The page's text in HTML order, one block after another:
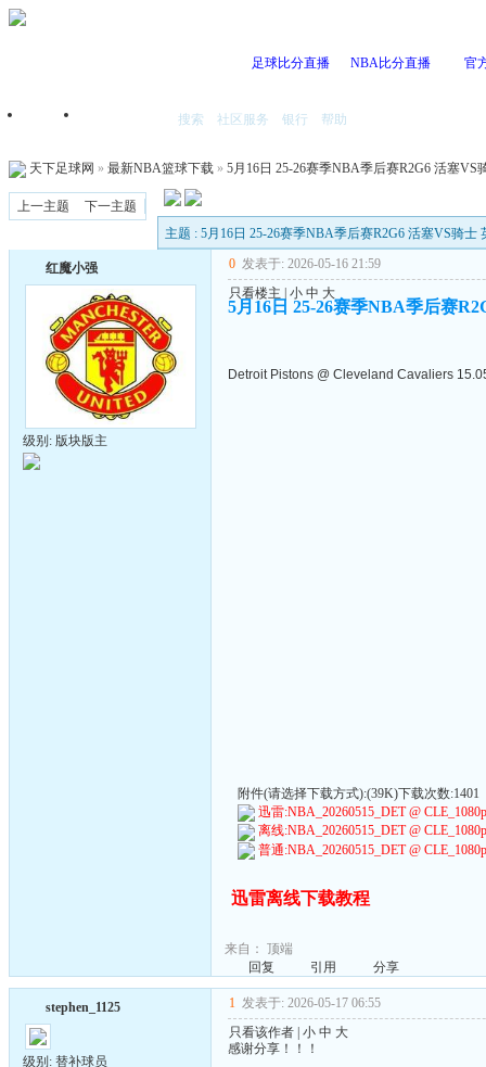
足球比分直播 NBA比分直播 官
首页 搜索 社区服务 银行 帮助
天下足球网 » 最新NBA篮球下载 » 5月16日 25-26赛季NBA季后赛R2G6 活塞VS
上一主题
下一主题
主题 : 5月16日 25-26赛季NBA季后赛R2G6 活塞VS骑士
红魔小强
级别: 版块版主
0 发表于: 2026-05-16 21:59
只看楼主
小 中 大
5月16日 25-26赛季NBA季后赛
Detroit Pistons @ Cleveland Cavaliers
附件(请选择下载方式):(39K)下载次数:1401
迅雷:NBA_20260515_DET @
离线:NBA_20260515_DET @
普通:NBA_20260515_DET @
迅雷离线下载教程
来自： 顶端
回复
引用 分享
stephen_1125
级别: 替补球员
1 发表于: 2026-05-17 06:55
只看该作者 小 中 大
感谢分享！！！